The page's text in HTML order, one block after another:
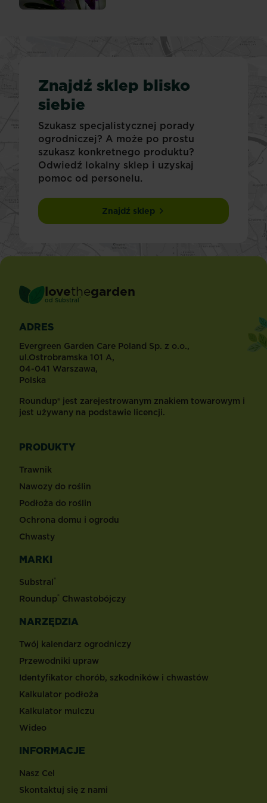
Znajdź sklep blisko
siebie
Szukasz specjalistycznej porady
ogrodniczej? A może po prostu
szukasz konkretnego produktu?
Odwiedź lokalny sklep i uzyskaj
pomoc od personelu.
Znajdź sklep
lovethegarden
od Substral ®
ADRES
Evergreen Garden Care Poland Sp. z o.o.,
ul.Ostrobramska 101 A,
04-041 Warszawa,
Polska
Roundup® jest zarejestrowanym znakiem towarowym i
jest używany na podstawie licencji.
PRODUKTY
Trawnik
Nawozy do roślin
Podłoża do roślin
Ochrona domu i ogrodu
Chwasty
MARKI
Substral®
Roundup® Chwastobójczy
NARZĘDZIA
Twój kalendarz ogrodniczy
Przewodniki upraw
Identyfikator chorób, szkodników i chwastów
Kalkulator podłoża
Kalkulator mulczu
Wideo
INFORMACJE
Nasz Cel
Skontaktuj się z nami